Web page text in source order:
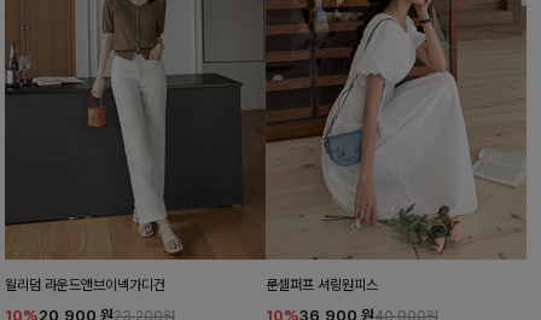
윌리덤 라운드앤브이넥가디건
10%20,900 원23,200원
룬셀퍼프 셔링원피스
10%36,900 원40,900원